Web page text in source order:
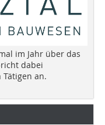
im Jahr über das
dabei
an.